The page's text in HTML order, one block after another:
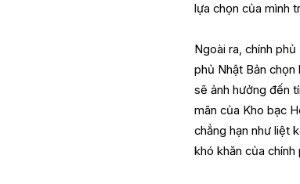
lựa chọn của mình
Ngoài ra, chính
phủ Nhật Bản
sẽ ảnh hưởng đến
mãn của Kho bạc
chẳng hạn như liệt
khó khăn của